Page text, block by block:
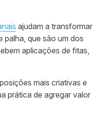
ajudam a transformar
palha, que são um dos
aplicações de fitas,
mais criativas e
prática de agregar valor